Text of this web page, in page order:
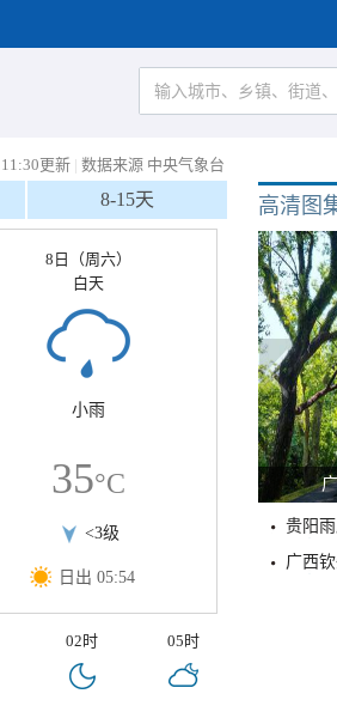
11:30更新 | 数据来源 中央气象台
8-15天
8日（周六）
白天
小雨
35°C
<3级
日出 05:54
02时 05时
高清图
贵阳
广西